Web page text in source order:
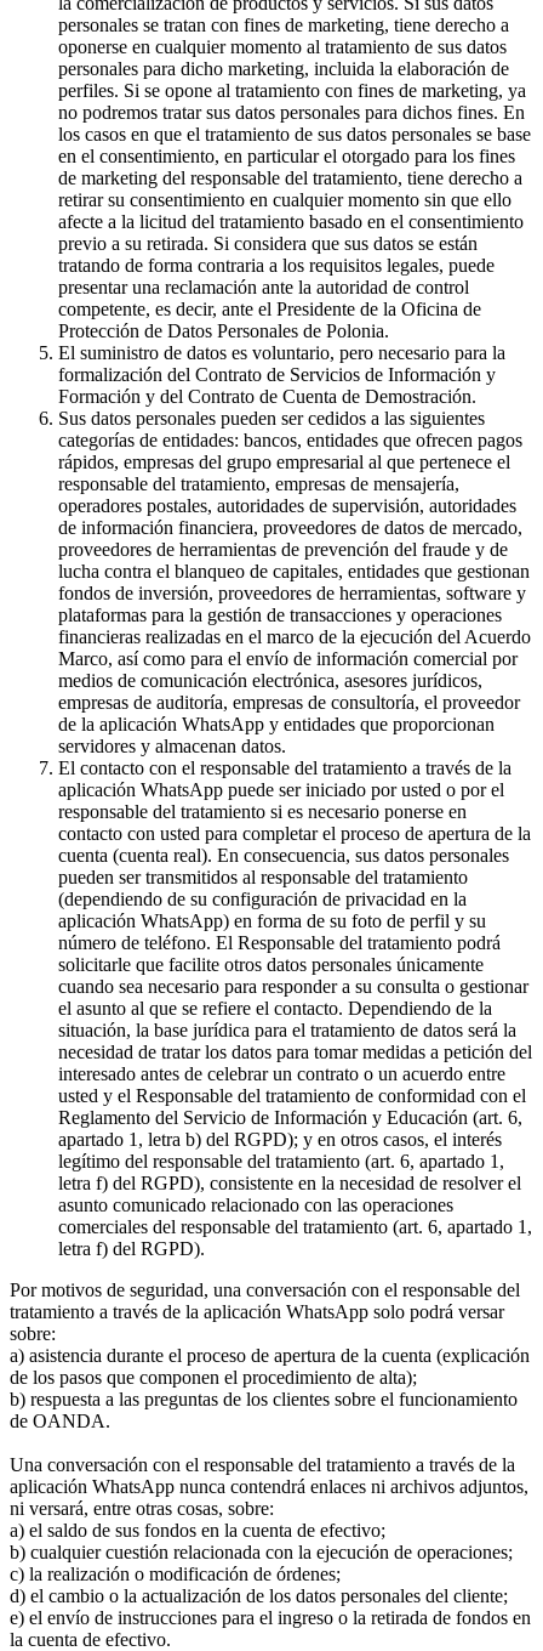
personales se tratan con fines de marketing, tiene derecho a
oponerse en cualquier momento al tratamiento de sus datos
personales para dicho marketing, incluida la elaboración de
perfiles. Si se opone al tratamiento con fines de marketing, ya
no podremos tratar sus datos personales para dichos fines. En
los casos en que el tratamiento de sus datos personales se base
en el consentimiento, en particular el otorgado para los fines
de marketing del responsable del tratamiento, tiene derecho a
retirar su consentimiento en cualquier momento sin que ello
afecte a la licitud del tratamiento basado en el consentimiento
previo a su retirada. Si considera que sus datos se están
tratando de forma contraria a los requisitos legales, puede
presentar una reclamación ante la autoridad de control
competente, es decir, ante el Presidente de la Oficina de
Protección de Datos Personales de Polonia.
El suministro de datos es voluntario, pero necesario para la
formalización del Contrato de Servicios de Información y
Formación y del Contrato de Cuenta de Demostración.
Sus datos personales pueden ser cedidos a las siguientes
categorías de entidades: bancos, entidades que ofrecen pagos
rápidos, empresas del grupo empresarial al que pertenece el
responsable del tratamiento, empresas de mensajería,
operadores postales, autoridades de supervisión, autoridades
de información financiera, proveedores de datos de mercado,
proveedores de herramientas de prevención del fraude y de
lucha contra el blanqueo de capitales, entidades que gestionan
fondos de inversión, proveedores de herramientas, software y
plataformas para la gestión de transacciones y operaciones
financieras realizadas en el marco de la ejecución del Acuerdo
Marco, así como para el envío de información comercial por
medios de comunicación electrónica, asesores jurídicos,
empresas de auditoría, empresas de consultoría, el proveedor
de la aplicación WhatsApp y entidades que proporcionan
servidores y almacenan datos.
El contacto con el responsable del tratamiento a través de la
aplicación WhatsApp puede ser iniciado por usted o por el
responsable del tratamiento si es necesario ponerse en
contacto con usted para completar el proceso de apertura de la
cuenta (cuenta real). En consecuencia, sus datos personales
pueden ser transmitidos al responsable del tratamiento
(dependiendo de su configuración de privacidad en la
aplicación WhatsApp) en forma de su foto de perfil y su
número de teléfono. El Responsable del tratamiento podrá
solicitarle que facilite otros datos personales únicamente
cuando sea necesario para responder a su consulta o gestionar
el asunto al que se refiere el contacto. Dependiendo de la
situación, la base jurídica para el tratamiento de datos será la
necesidad de tratar los datos para tomar medidas a petición del
interesado antes de celebrar un contrato o un acuerdo entre
usted y el Responsable del tratamiento de conformidad con el
Reglamento del Servicio de Información y Educación (art. 6,
apartado 1, letra b) del RGPD); y en otros casos, el interés
legítimo del responsable del tratamiento (art. 6, apartado 1,
letra f) del RGPD), consistente en la necesidad de resolver el
asunto comunicado relacionado con las operaciones
comerciales del responsable del tratamiento (art. 6, apartado 1,
letra f) del RGPD).
Por motivos de seguridad, una conversación con el responsable del
tratamiento a través de la aplicación WhatsApp solo podrá versar
sobre:
a) asistencia durante el proceso de apertura de la cuenta (explicación
de los pasos que componen el procedimiento de alta);
b) respuesta a las preguntas de los clientes sobre el funcionamiento
de OANDA.
Una conversación con el responsable del tratamiento a través de la
aplicación WhatsApp nunca contendrá enlaces ni archivos adjuntos,
ni versará, entre otras cosas, sobre:
a) el saldo de sus fondos en la cuenta de efectivo;
b) cualquier cuestión relacionada con la ejecución de operaciones;
c) la realización o modificación de órdenes;
d) el cambio o la actualización de los datos personales del cliente;
e) el envío de instrucciones para el ingreso o la retirada de fondos en
la cuenta de efectivo.